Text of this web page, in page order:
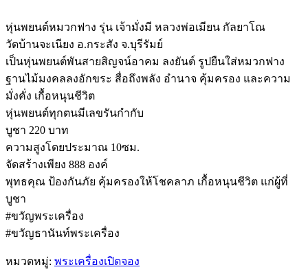
หุ่นพยนต์หมวกฟาง รุ่น เจ้ามั่งมี หลวงพ่อเมียน กัลยาโณ
วัดบ้านจะเนียง อ.กระสัง จ.บุรีรัมย์
เป็นหุ่นพยนต์พันสายสิญจน์อาคม ลงยันต์ รูปยืนใส่หมวกฟาง
ฐานไม้มงคลลงอักขระ สื่อถึงพลัง อำนาจ คุ้มครอง และความ
มั่งคั่ง เกื้อหนุนชีวิต
หุ่นพยนต์ทุกตนมีเลขรันกำกับ
บูชา 220 บาท
ความสูงโดยประมาณ 10ซม.
จัดสร้างเพียง 888 องค์
พุทธคุณ ป้องกันภัย คุ้มครองให้โชคลาภ เกื้อหนุนชีวิต แก่ผู้ที่
บูชา
#ขวัญพระเครื่อง
#ขวัญธานันท์พระเครื่อง
หมวดหมู่: พระเครื่องเปิดจอง